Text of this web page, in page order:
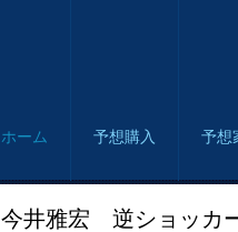
ホーム 予想購入 予想
今井雅宏 逆ショッカ